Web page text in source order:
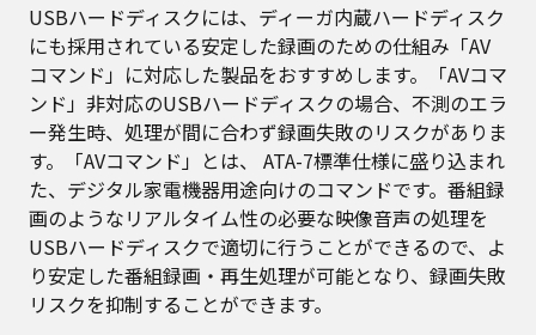
USBハードディスクには、ディーガ内蔵ハードディスク
にも採用されている安定した録画のための仕組み「AV
コマンド」に対応した製品をおすすめします。「AVコマ
ンド」非対応のUSBハードディスクの場合、不測のエラ
ー発生時、処理が間に合わず録画失敗のリスクがありま
す。「AVコマンド」とは、 ATA-7標準仕様に盛り込まれ
た、デジタル家電機器用途向けのコマンドです。番組録
画のようなリアルタイム性の必要な映像音声の処理を
USBハードディスクで適切に行うことができるので、よ
り安定した番組録画・再生処理が可能となり、録画失敗
リスクを抑制することができます。